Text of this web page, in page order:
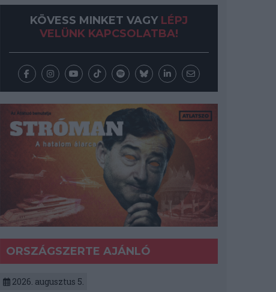
KÖVESS MINKET VAGY LÉPJ
VELÜNK KAPCSOLATBA!
ORSZÁGSZERTE AJÁNLÓ
2026. augusztus 5.